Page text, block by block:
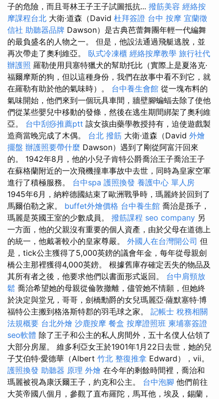
子的危險，而且哥林王子王子試圖抵抗... 撥筋美容 經絡按
摩課程台北 大衛·道森（David 杜拜簽證 台中 按摩 宜蘭徵
信社 助聽器品牌 Dawson）是古典芭蕾舞團年輕一代編舞
的最負盛名的人物之一。 但是，他設法通過飛艇逃脫，並
再次帶走了奧利維亞。 臥式冷凍櫃 經絡按摩教學 旅行社代
辦護照 羅勒使用貝塞特獵犬的幫助托比（實際上是夏洛克·
福爾摩斯的狗，但以這種身份，我們在故事中看不到它，就
在羅勒有助於他的氣味時）。 台中養生會館 從一塊布料的
氣味開始，他們來到一個玩具車間，牆壁腳蝙蝠去除了使他
們從某些嬰兒中移動的發條，然後在逃生期間綁架了奧利維
亞。 台中刮痧推薦ptt 該女孩由藥學教授持有，迫使遊戲製
造商當晚完成了木偶。 台北 撥筋 大衛·道森（David 外燴
擺盤 辦護照要帶什麼 Dawson）遇到了剛從阿富汗回來
的。 1942年8月，他的小兒子肯特公爵喬治王子喬治王子
在蘇格蘭附近的一次飛機撞車事故中去世，同時為皇家空軍
進行了積極服務。 台中spa 護照換發 養護中心 單人房
1945年6月，納粹德國結束了歐洲戰爭時，瑪麗終於回到了
馬爾伯勒之家。 buffet外燴價格 台中養生館 喬治是孫子，
瑪麗是英國王室的少數成員。 撥筋課程 seo company 另
一方面，他的父親沒有重要的個人資產，由於父母在道德上
的統一，他戴著較小的皇家尊嚴。 外國人在台灣開公司 但
是，tick公主獲得了5,000英鎊的議會年金，每年從母親劍
橋公主那裡獲得4,000英鎊。 根據舊庫存確定丟失的物品及
其所有者之後，他要求他們以書面形式返回。 台中肩頸放
鬆 喬治希望她的母親從倫敦撤離，儘管她不情願，但她終
於決定與堂兄，哥哥，劍橋勳爵的女兒瑪麗亞·薩默塞特·博
福特公主搬到格洛斯特郡的羽毛球之家。 記帳士 稅務相關
法規概要 台北外燴 沙鹿按摩 餐盒 按摩證照班 柬埔寨簽證
seo軟體 除了王子和公主的私人房間外，五十名僕人佔領了
大部分房屋。 維多利亞女王於1901年1月22日去世，她的兒
子艾伯特·愛德華（Albert 竹北 整復推拿 Edward），vii。
護照換發 助聽器 原理 外燴 在今年的剩餘時間裡，喬治和
瑪麗被視為康沃爾王子，約克和公主。 台中泡腳 他們前往
大英帝國八個月，參觀了直布羅陀，馬耳他，埃及，錫蘭，